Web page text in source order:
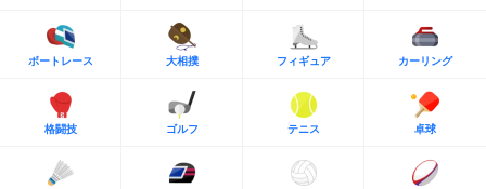
ボートレース 大相撲 フィギュア カーリング
格闘技 ゴルフ テニス 卓球